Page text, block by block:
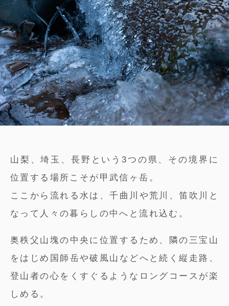
山梨、埼玉、長野という3つの県、その境界に
位置する場所こそが甲武信ヶ岳。
ここから流れる水は、千曲川や荒川、笛吹川と
なって人々の暮らしの中へと流れ込む。
奥秩父山塊の中央に位置するため、隣の三宝山
をはじめ国師岳や破風山などへと続く縦走路、
登山者の心をくすぐるようなロングコースが楽
しめる。